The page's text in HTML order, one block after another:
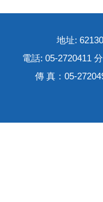
地址:
電話: 05-2720411
傳 真：05-